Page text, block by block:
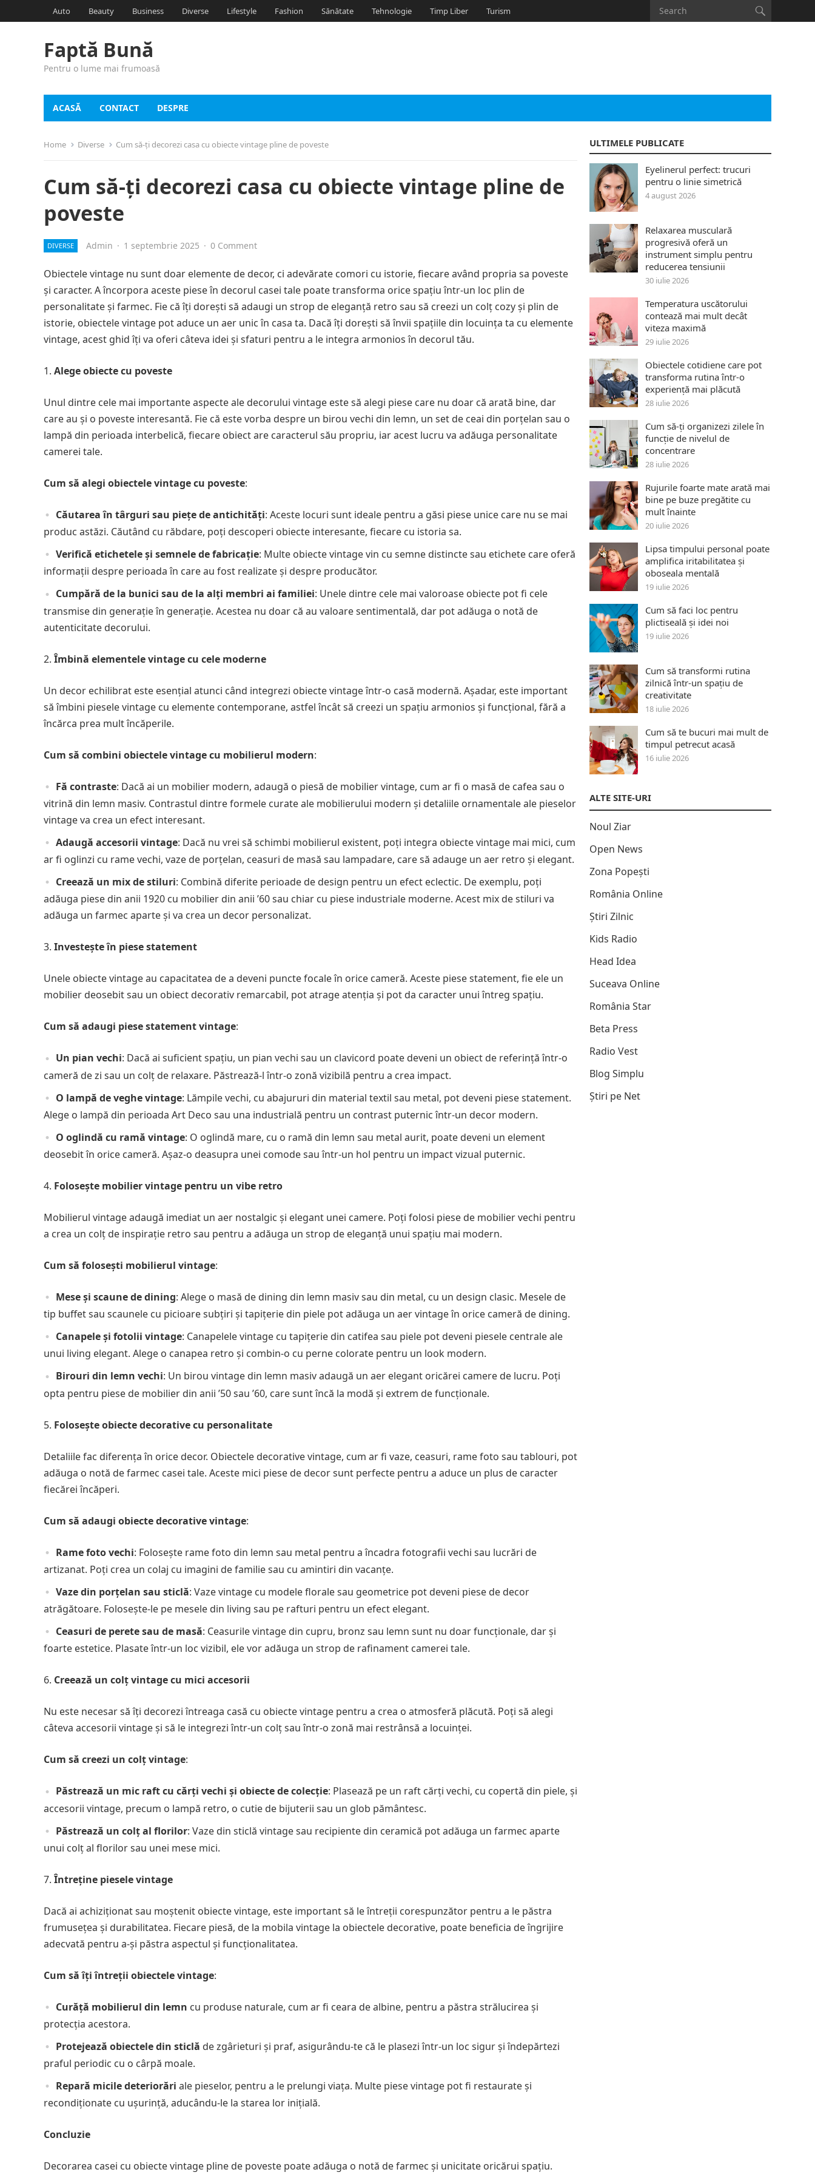
Auto Beauty Business Diverse Lifestyle Fashion Sănătate Tehnologie Timp Liber Turism
Faptă Bună
Pentru o lume mai frumoasă
ACASĂ CONTACT DESPRE
Home Diverse Cum să-ți decorezi casa cu obiecte vintage pline de poveste
Cum să-ți decorezi casa cu obiecte vintage pline de
poveste
DIVERSE Admin · 1 septembrie 2025 · 0 Comment
Obiectele vintage nu sunt doar elemente de decor, ci adevărate comori cu istorie, fiecare având propria sa poveste
și caracter. A încorpora aceste piese în decorul casei tale poate transforma orice spațiu într-un loc plin de
personalitate și farmec. Fie că îți dorești să adaugi un strop de eleganță retro sau să creezi un colț cozy și plin de
istorie, obiectele vintage pot aduce un aer unic în casa ta. Dacă îți dorești să învii spațiile din locuința ta cu elemente
vintage, acest ghid îți va oferi câteva idei și sfaturi pentru a le integra armonios în decorul tău.
Alege obiecte cu poveste
Unul dintre cele mai importante aspecte ale decorului vintage este să alegi piese care nu doar că arată bine, dar
care au și o poveste interesantă. Fie că este vorba despre un birou vechi din lemn, un set de ceai din porțelan sau o
lampă din perioada interbelică, fiecare obiect are caracterul său propriu, iar acest lucru va adăuga personalitate
camerei tale.
Cum să alegi obiectele vintage cu poveste:
Căutarea în târguri sau piețe de antichități: Aceste locuri sunt ideale pentru a găsi piese unice care nu se mai
produc astăzi. Căutând cu răbdare, poți descoperi obiecte interesante, fiecare cu istoria sa.
Verifică etichetele și semnele de fabricație: Multe obiecte vintage vin cu semne distincte sau etichete care oferă
informații despre perioada în care au fost realizate și despre producător.
Cumpără de la bunici sau de la alți membri ai familiei: Unele dintre cele mai valoroase obiecte pot fi cele
transmise din generație în generație. Acestea nu doar că au valoare sentimentală, dar pot adăuga o notă de
autenticitate decorului.
Îmbină elementele vintage cu cele moderne
Un decor echilibrat este esențial atunci când integrezi obiecte vintage într-o casă modernă. Așadar, este important
să îmbini piesele vintage cu elemente contemporane, astfel încât să creezi un spațiu armonios și funcțional, fără a
încărca prea mult încăperile.
Cum să combini obiectele vintage cu mobilierul modern:
Fă contraste: Dacă ai un mobilier modern, adaugă o piesă de mobilier vintage, cum ar fi o masă de cafea sau o
vitrină din lemn masiv. Contrastul dintre formele curate ale mobilierului modern și detaliile ornamentale ale pieselor
vintage va crea un efect interesant.
Adaugă accesorii vintage: Dacă nu vrei să schimbi mobilierul existent, poți integra obiecte vintage mai mici, cum
ar fi oglinzi cu rame vechi, vaze de porțelan, ceasuri de masă sau lampadare, care să adauge un aer retro și elegant.
Creează un mix de stiluri: Combină diferite perioade de design pentru un efect eclectic. De exemplu, poți
adăuga piese din anii 1920 cu mobilier din anii ’60 sau chiar cu piese industriale moderne. Acest mix de stiluri va
adăuga un farmec aparte și va crea un decor personalizat.
Investește în piese statement
Unele obiecte vintage au capacitatea de a deveni puncte focale în orice cameră. Aceste piese statement, fie ele un
mobilier deosebit sau un obiect decorativ remarcabil, pot atrage atenția și pot da caracter unui întreg spațiu.
Cum să adaugi piese statement vintage:
Un pian vechi: Dacă ai suficient spațiu, un pian vechi sau un clavicord poate deveni un obiect de referință într-o
cameră de zi sau un colț de relaxare. Păstrează-l într-o zonă vizibilă pentru a crea impact.
O lampă de veghe vintage: Lămpile vechi, cu abajururi din material textil sau metal, pot deveni piese statement.
Alege o lampă din perioada Art Deco sau una industrială pentru un contrast puternic într-un decor modern.
O oglindă cu ramă vintage: O oglindă mare, cu o ramă din lemn sau metal aurit, poate deveni un element
deosebit în orice cameră. Așaz-o deasupra unei comode sau într-un hol pentru un impact vizual puternic.
Folosește mobilier vintage pentru un vibe retro
Mobilierul vintage adaugă imediat un aer nostalgic și elegant unei camere. Poți folosi piese de mobilier vechi pentru
a crea un colț de inspirație retro sau pentru a adăuga un strop de eleganță unui spațiu mai modern.
Cum să folosești mobilierul vintage:
Mese și scaune de dining: Alege o masă de dining din lemn masiv sau din metal, cu un design clasic. Mesele de
tip buffet sau scaunele cu picioare subțiri și tapițerie din piele pot adăuga un aer vintage în orice cameră de dining.
Canapele și fotolii vintage: Canapelele vintage cu tapițerie din catifea sau piele pot deveni piesele centrale ale
unui living elegant. Alege o canapea retro și combin-o cu perne colorate pentru un look modern.
Birouri din lemn vechi: Un birou vintage din lemn masiv adaugă un aer elegant oricărei camere de lucru. Poți
opta pentru piese de mobilier din anii ’50 sau ’60, care sunt încă la modă și extrem de funcționale.
Folosește obiecte decorative cu personalitate
Detaliile fac diferența în orice decor. Obiectele decorative vintage, cum ar fi vaze, ceasuri, rame foto sau tablouri, pot
adăuga o notă de farmec casei tale. Aceste mici piese de decor sunt perfecte pentru a aduce un plus de caracter
fiecărei încăperi.
Cum să adaugi obiecte decorative vintage:
Rame foto vechi: Folosește rame foto din lemn sau metal pentru a încadra fotografii vechi sau lucrări de
artizanat. Poți crea un colaj cu imagini de familie sau cu amintiri din vacanțe.
Vaze din porțelan sau sticlă: Vaze vintage cu modele florale sau geometrice pot deveni piese de decor
atrăgătoare. Folosește-le pe mesele din living sau pe rafturi pentru un efect elegant.
Ceasuri de perete sau de masă: Ceasurile vintage din cupru, bronz sau lemn sunt nu doar funcționale, dar și
foarte estetice. Plasate într-un loc vizibil, ele vor adăuga un strop de rafinament camerei tale.
Creează un colț vintage cu mici accesorii
Nu este necesar să îți decorezi întreaga casă cu obiecte vintage pentru a crea o atmosferă plăcută. Poți să alegi
câteva accesorii vintage și să le integrezi într-un colț sau într-o zonă mai restrânsă a locuinței.
Cum să creezi un colț vintage:
Păstrează un mic raft cu cărți vechi și obiecte de colecție: Plasează pe un raft cărți vechi, cu copertă din piele, și
accesorii vintage, precum o lampă retro, o cutie de bijuterii sau un glob pământesc.
Păstrează un colț al florilor: Vaze din sticlă vintage sau recipiente din ceramică pot adăuga un farmec aparte
unui colț al florilor sau unei mese mici.
Întreține piesele vintage
Dacă ai achiziționat sau moștenit obiecte vintage, este important să le întreții corespunzător pentru a le păstra
frumusețea și durabilitatea. Fiecare piesă, de la mobila vintage la obiectele decorative, poate beneficia de îngrijire
adecvată pentru a-și păstra aspectul și funcționalitatea.
Cum să îți întreții obiectele vintage:
Curăță mobilierul din lemn cu produse naturale, cum ar fi ceara de albine, pentru a păstra strălucirea și
protecția acestora.
Protejează obiectele din sticlă de zgârieturi și praf, asigurându-te că le plasezi într-un loc sigur și îndepărtezi
praful periodic cu o cârpă moale.
Repară micile deteriorări ale pieselor, pentru a le prelungi viața. Multe piese vintage pot fi restaurate și
recondiționate cu ușurință, aducându-le la starea lor inițială.
Concluzie
Decorarea casei cu obiecte vintage pline de poveste poate adăuga o notă de farmec și unicitate oricărui spațiu.
ULTIMELE PUBLICATE
Eyelinerul perfect: trucuri
pentru o linie simetrică
4 august 2026
Relaxarea musculară
progresivă oferă un
instrument simplu pentru
reducerea tensiunii
30 iulie 2026
Temperatura uscătorului
contează mai mult decât
viteza maximă
29 iulie 2026
Obiectele cotidiene care pot
transforma rutina într-o
experiență mai plăcută
28 iulie 2026
Cum să-ți organizezi zilele în
funcție de nivelul de
concentrare
28 iulie 2026
Rujurile foarte mate arată mai
bine pe buze pregătite cu
mult înainte
20 iulie 2026
Lipsa timpului personal poate
amplifica iritabilitatea și
oboseala mentală
19 iulie 2026
Cum să faci loc pentru
plictiseală și idei noi
19 iulie 2026
Cum să transformi rutina
zilnică într-un spațiu de
creativitate
18 iulie 2026
Cum să te bucuri mai mult de
timpul petrecut acasă
16 iulie 2026
ALTE SITE-URI
Noul Ziar
Open News
Zona Popești
România Online
Știri Zilnic
Kids Radio
Head Idea
Suceava Online
România Star
Beta Press
Radio Vest
Blog Simplu
Știri pe Net